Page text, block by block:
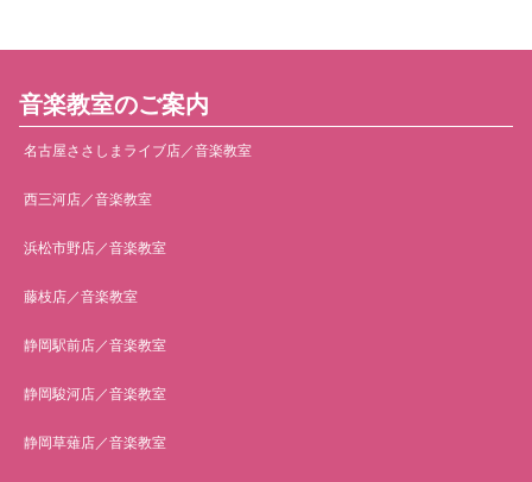
音楽教室のご案内
名古屋ささしまライブ店／音楽教室
西三河店／音楽教室
浜松市野店／音楽教室
藤枝店／音楽教室
静岡駅前店／音楽教室
静岡駿河店／音楽教室
静岡草薙店／音楽教室